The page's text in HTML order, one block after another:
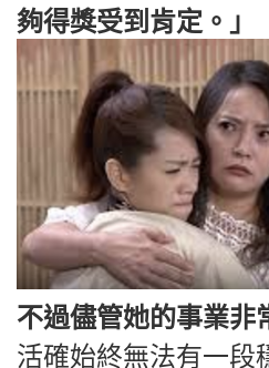
夠得獎受到肯定。」
不過儘管她的事業非
活確始終無法有一段